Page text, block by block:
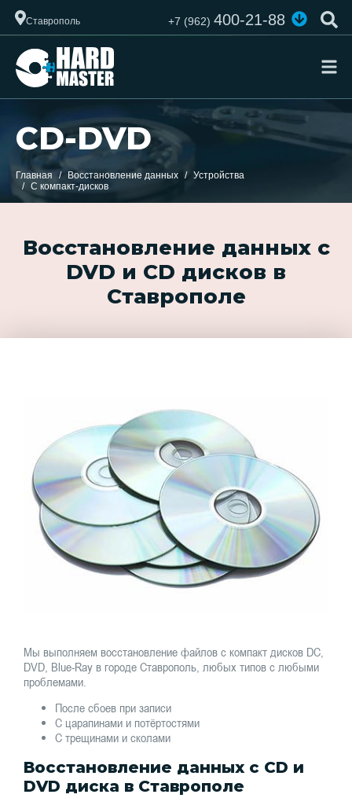
Ставрополь +7 (962)400-21-88
CD-DVD
Главная Восстановление данных
Устройства
С компакт-дисков
Восстановление данных с
DVD и CD дисков в
Ставрополе
Мы выполняем восстановление файлов с компакт дисков DC,
DVD, Blue-Ray в городе Ставрополь, любых типов с любыми
проблемами.
После сбоев при записи
С царапинами и потёртостями
С трещинами и сколами
Восстановление данных с CD и
DVD диска в Ставрополе